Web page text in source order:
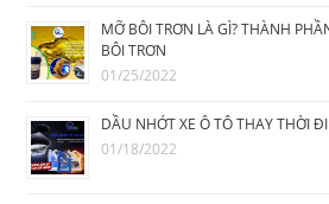
MỠ BÔI TRƠN LÀ GÌ? THÀNH
BÔI TRƠN
01/25/2022
DẦU NHỚT XE Ô TÔ THAY THỜI
01/18/2022